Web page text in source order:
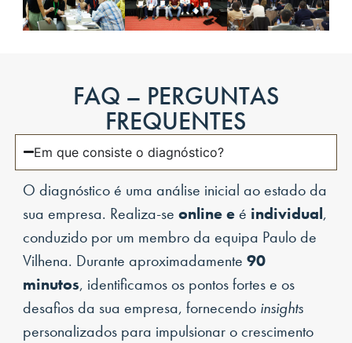
FAQ – PERGUNTAS
FREQUENTES
Em que consiste o diagnóstico?
O diagnóstico é uma análise inicial ao estado da
sua empresa. Realiza-se onlineeé individual,
conduzido por um membro da equipa Paulo de
Vilhena. Durante aproximadamente 90
minutos, identificamos os pontos fortes e os
desafios da sua empresa, fornecendo insights
personalizados para impulsionar o crescimento